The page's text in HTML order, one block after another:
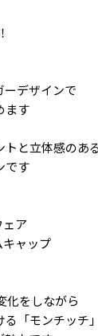
ーデザインで
ます
と立体感のあ
です
ア
ャップ
化をしながら
「モンチッチ」